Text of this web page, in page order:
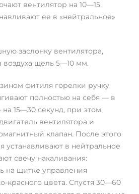
вентилятор на 10—15
ее в «нейтральное»
заслонку вентилятора,
воздуха щель 5—10 мм.
фитиля горелки ручку
полностью на себя — в
15—30 секунд, при этом
вентилятора и
клапан. После этого
устанавливают в нейтральное
свечу накаливания:
на щитке управления
красного цвета. Спустя 30—60